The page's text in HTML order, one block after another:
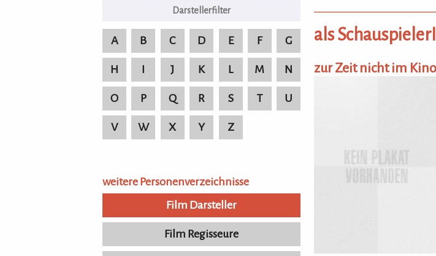
A B C D E F G
H I J K L M N
O P Q R S T U
V W X Y Z
weitere Personenverzeichnisse
Film Darsteller
Film Regisseure
als
zur Zeit nicht im Kino